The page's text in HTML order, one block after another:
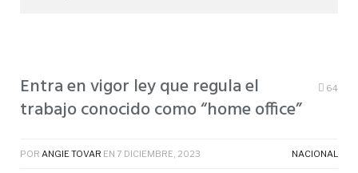
Entra en vigor ley que regula el
trabajo conocido como “home office”
64
POR ANGIE TOVAR EN 7 DICIEMBRE, 2023 NACIONAL